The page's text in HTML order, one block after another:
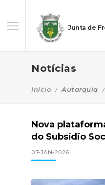
Junta de
Notícias
Início Autarquia
Nova
do Subsídio
07-JAN-2026